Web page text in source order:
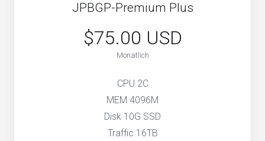
JPBGP-Premium Plus
$75.00 USD
Monatlich
CPU 2C
MEM 4096M
Disk 10G SSD
Traffic 16TB